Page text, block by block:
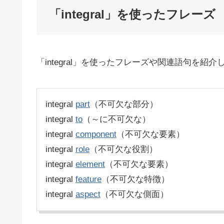
「integral」を使ったフレーズ
「integral」を使ったフレーズや関連語句を紹介
integral part （不可欠な部分）
integral to （～に不可欠な）
integral component （不可欠な要素）
integral role （不可欠な役割）
integral element （不可欠な要素）
integral feature （不可欠な特徴）
integral aspect （不可欠な側面）